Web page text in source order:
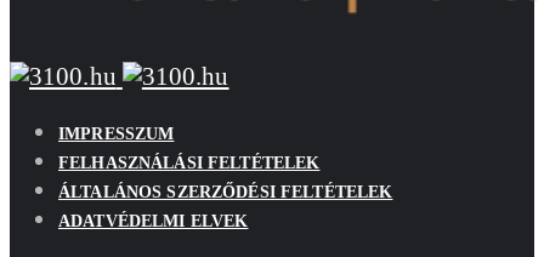
IMPRESSZUM
FELHASZNÁLÁSI FELTÉTELEK
ÁLTALÁNOS SZERZŐDÉSI FELTÉTELEK
ADATVÉDELMI ELVEK